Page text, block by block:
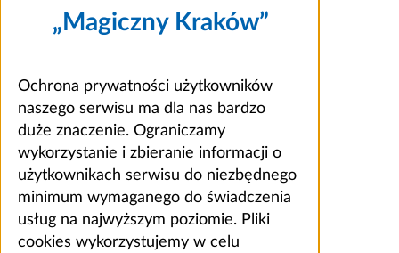
„Magiczny Kraków”
Ochrona prywatności użytkowników
naszego serwisu ma dla nas bardzo
duże znaczenie. Ograniczamy
wykorzystanie i zbieranie informacji o
użytkownikach serwisu do niezbędnego
minimum wymaganego do świadczenia
usług na najwyższym poziomie. Pliki
cookies wykorzystujemy w celu